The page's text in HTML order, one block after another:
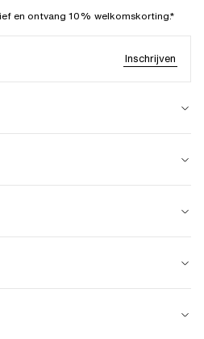
en ontvang 10% welkomskorting.*
Inschrijven